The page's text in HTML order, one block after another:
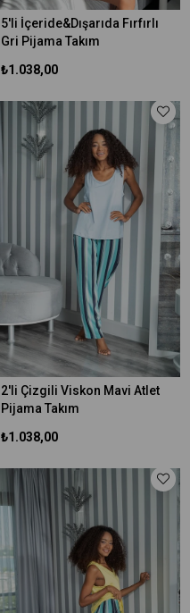
5'li İçeride&Dışarıda Fırfırlı
Gri Pijama Takım
₺1.038,00
2'li Çizgili Viskon Mavi Atlet
Pijama Takım
₺1.038,00